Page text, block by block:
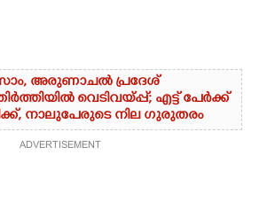
അരുണാചൽ പ്രദേശ്
വെടിവയ്പ്പ്; എട്ട് പേർക്ക്
നാലുപേരുടെ നില ഗുരുതരം
ADVERTISEMENT